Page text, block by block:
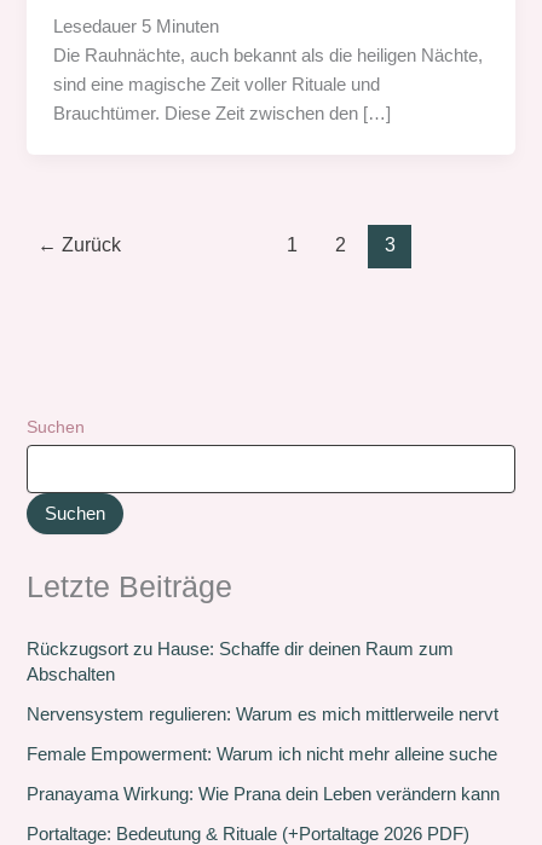
Lesedauer 5 Minuten
Die Rauhnächte, auch bekannt als die heiligen Nächte,
sind eine magische Zeit voller Rituale und
Brauchtümer. Diese Zeit zwischen den […]
← Zurück 1 2 3
Suchen
Suchen
Letzte Beiträge
Rückzugsort zu Hause: Schaffe dir deinen Raum zum
Abschalten
Nervensystem regulieren: Warum es mich mittlerweile nervt
Female Empowerment: Warum ich nicht mehr alleine suche
Pranayama Wirkung: Wie Prana dein Leben verändern kann
Portaltage: Bedeutung & Rituale (+Portaltage 2026 PDF)